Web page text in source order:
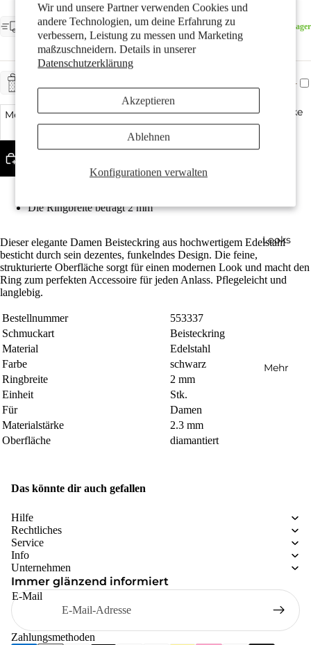
Wir und unsere Partner verwenden Cookies und
andere Technologien, um deine Erfahrung zu
verbessern, Leistung zu messen und Marketing
maßzuschneidern. Details in unserer
Datenschutzerklärung
Konfigurationen verwalten
Akzeptieren
Ablehnen
Geschenke
Looks
Mehr
VORAUSSICHTLICHE LIEFERUNG
Am Lager - voraussichtliche Lieferung: Donnerstag, 13.
August
Am Lager
+ CHF 5.-
Menge verringern
Menge erhöhen
Die Ringbreite beträgt 2 mm
Dieser elegante Damen Beisteckring aus hochwertigem Edelstahl
besticht durch sein dezentes, funkelndes Design. Die feine,
strukturierte Oberfläche sorgt für einen modernen Look und macht den
Ring zum perfekten Accessoire für jeden Anlass. Pflegeleicht und
langlebig.
Bestellnummer
553337
Schmuckart
Beisteckring
Material
Edelstahl
Farbe
schwarz
Ringbreite
2 mm
Einheit
Stk.
Für
Damen
Materialstärke
2.3 mm
Oberfläche
diamantiert
Das könnte dir auch gefallen
Hilfe
Rechtliches
Service
Info
Unternehmen
Immer glänzend informiert
E-Mail
Zahlungsmethoden